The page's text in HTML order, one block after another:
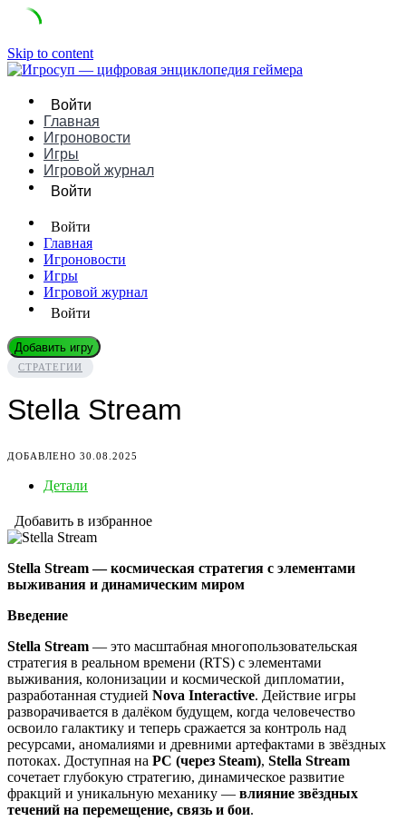
Skip to content
Войти
Главная
Игроновости
Игры
Игровой журнал
Войти
Войти
Главная
Игроновости
Игры
Игровой журнал
Войти
Добавить игру
СТРАТЕГИИ
Stella Stream
ДОБАВЛЕНО 30.08.2025
Детали
Добавить в избранное
Stella Stream — космическая стратегия с элементами
выживания и динамическим миром
Введение
Stella Stream — это масштабная многопользовательская
стратегия в реальном времени (RTS) с элементами
выживания, колонизации и космической дипломатии,
разработанная студией Nova Interactive. Действие игры
разворачивается в далёком будущем, когда человечество
освоило галактику и теперь сражается за контроль над
ресурсами, аномалиями и древними артефактами в звёздных
потоках. Доступная на PC (через Steam), Stella Stream
сочетает глубокую стратегию, динамическое развитие
фракций и уникальную механику — влияние звёздных
течений на перемещение, связь и бои.